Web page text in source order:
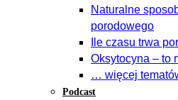
Naturalne
porodowego
Ile czasu trwa
Oksytocyna – to
… więcej
Podcast